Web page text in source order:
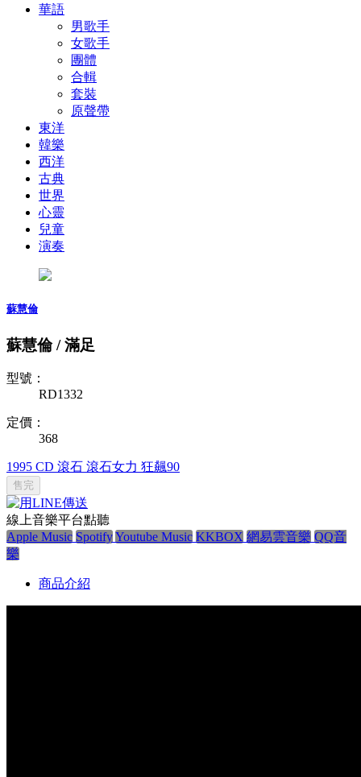
華語
男歌手
女歌手
團體
合輯
套裝
原聲帶
東洋
韓樂
西洋
古典
世界
心靈
兒童
演奏
蘇慧倫
蘇慧倫 / 滿足
型號：
RD1332
定價：
368
1995 CD 滾石 滾石女力 狂飆90
售完
線上音樂平台點聽
Apple Music SpotifyYoutube Music KKBOX 網易雲音樂 QQ音
樂
商品介紹